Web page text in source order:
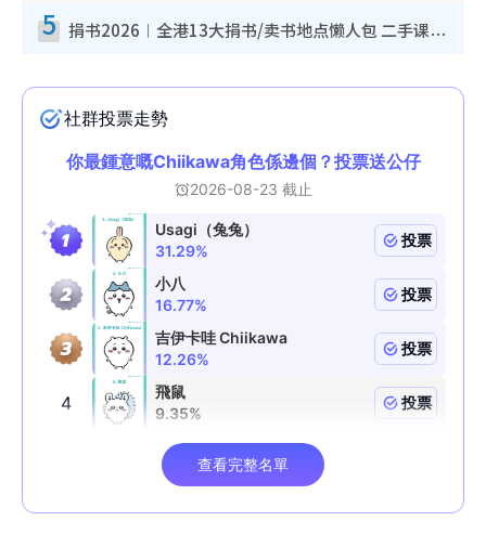
5 捐书2026︱全港13大捐书/卖书地点懒人包 二手课本最高$150＋旧书换免费咖啡/戏票